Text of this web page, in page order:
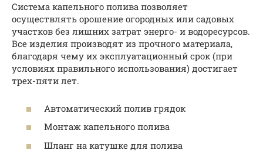
Система капельного полива позволяет
осуществлять орошение огородных или садовых
участков без лишних затрат энерго- и водоресурсов.
Все изделия производят из прочного материала,
благодаря чему их эксплуатационный срок (при
условиях правильного использования) достигает
трех-пяти лет.
Автоматический полив грядок
Монтаж капельного полива
Шланг на катушке для полива